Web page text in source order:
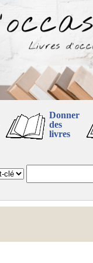
Donner
des
livres